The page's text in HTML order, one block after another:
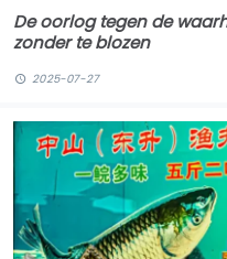
De oorlog tegen de
zonder te blozen
2025-07-27